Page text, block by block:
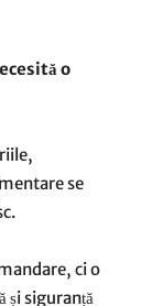
o
se
ci o
și siguranță